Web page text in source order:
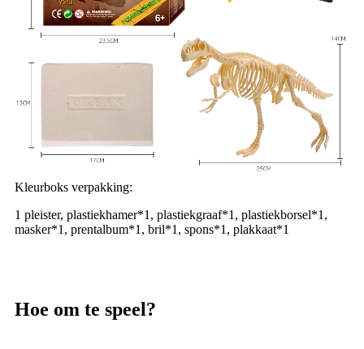
Kleurboks verpakking:
1 pleister, plastiekhamer*1, plastiekgraaf*1, plastiekborsel*1,
masker*1, prentalbum*1, bril*1, spons*1, plakkaat*1
Hoe om te speel?